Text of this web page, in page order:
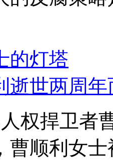
的灯塔
世两周年
权捍卫者
曹顺利女